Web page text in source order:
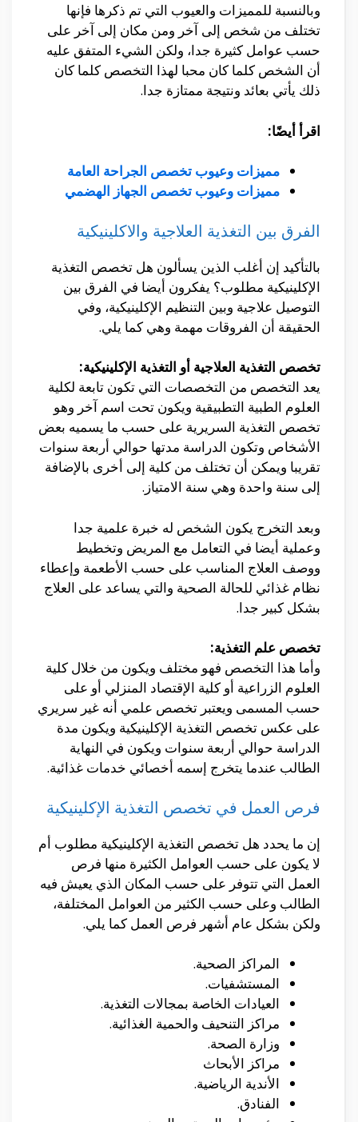
وبالنسبة للمميزات والعيوب التي تم ذكرها فإنها
تختلف من شخص إلى آخر ومن مكان إلى آخر على
حسب عوامل كثيرة جدا، ولكن الشيء المتفق عليه
أن الشخص كلما كان محبا لهذا التخصص كلما كان
ذلك يأتي بعائد ونتيجة ممتازة جدا.
اقرأ أيضًا:
مميزات وعيوب تخصص الجراحة العامة
مميزات وعيوب تخصص الجهاز الهضمي
الفرق بين التغذية العلاجية والاكلينيكية
بالتأكيد إن أغلب الذين يسألون هل تخصص التغذية
الإكلينيكية مطلوب؟ يفكرون أيضا في الفرق بين
التوصيل علاجية وبين التنظيم الإكلينيكية، وفي
الحقيقة أن الفروقات مهمة وهي كما يلي.
تخصص التغذية العلاجية أو التغذية الإكلينيكية:
يعد التخصص من التخصصات التي تكون تابعة لكلية
العلوم الطبية التطبيقية ويكون تحت اسم آخر وهو
تخصص التغذية السريرية على حسب ما يسميه بعض
الأشخاص وتكون الدراسة مدتها حوالي أربعة سنوات
تقريبا ويمكن أن تختلف من كلية إلى أخرى بالإضافة
إلى سنة واحدة وهي سنة الامتياز.
وبعد التخرج يكون الشخص له خبرة علمية جدا
وعملية أيضا في التعامل مع المريض وتخطيط
ووصف العلاج المناسب على حسب الأطعمة وإعطاء
نظام غذائي للحالة الصحية والتي يساعد على العلاج
بشكل كبير جدا.
تخصص علم التغذية:
وأما هذا التخصص فهو مختلف ويكون من خلال كلية
العلوم الزراعية أو كلية الإقتصاد المنزلي أو على
حسب المسمى ويعتبر تخصص علمي أنه غير سريري
على عكس تخصص التغذية الإكلينيكية ويكون مدة
الدراسة حوالي أربعة سنوات ويكون في النهاية
الطالب عندما يتخرج إسمه أخصائي خدمات غذائية.
فرص العمل في تخصص التغذية الإكلينيكية
إن ما يحدد هل تخصص التغذية الإكلينيكية مطلوب أم
لا يكون على حسب العوامل الكثيرة منها فرص
العمل التي تتوفر على حسب المكان الذي يعيش فيه
الطالب وعلى حسب الكثير من العوامل المختلفة،
ولكن بشكل عام أشهر فرص العمل كما يلي.
المراكز الصحية.
المستشفيات.
العيادات الخاصة بمجالات التغذية.
مراكز التنحيف والحمية الغذائية.
وزارة الصحة.
مراكز الأبحاث
الأندية الرياضية.
الفنادق.